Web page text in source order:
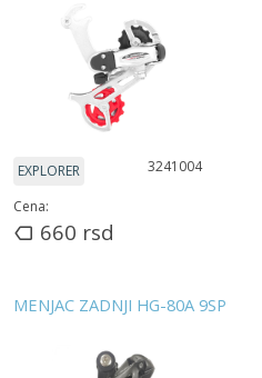
EXPLORER 3241004
Cena:
660 rsd
MENJAC ZADNJI HG-80A 9SP